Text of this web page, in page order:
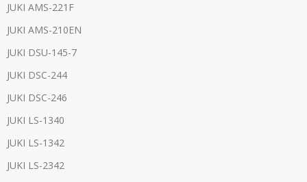
JUKI AMS-221F
JUKI AMS-210EN
JUKI DSU-145-7
JUKI DSC-244
JUKI DSC-246
JUKI LS-1340
JUKI LS-1342
JUKI LS-2342